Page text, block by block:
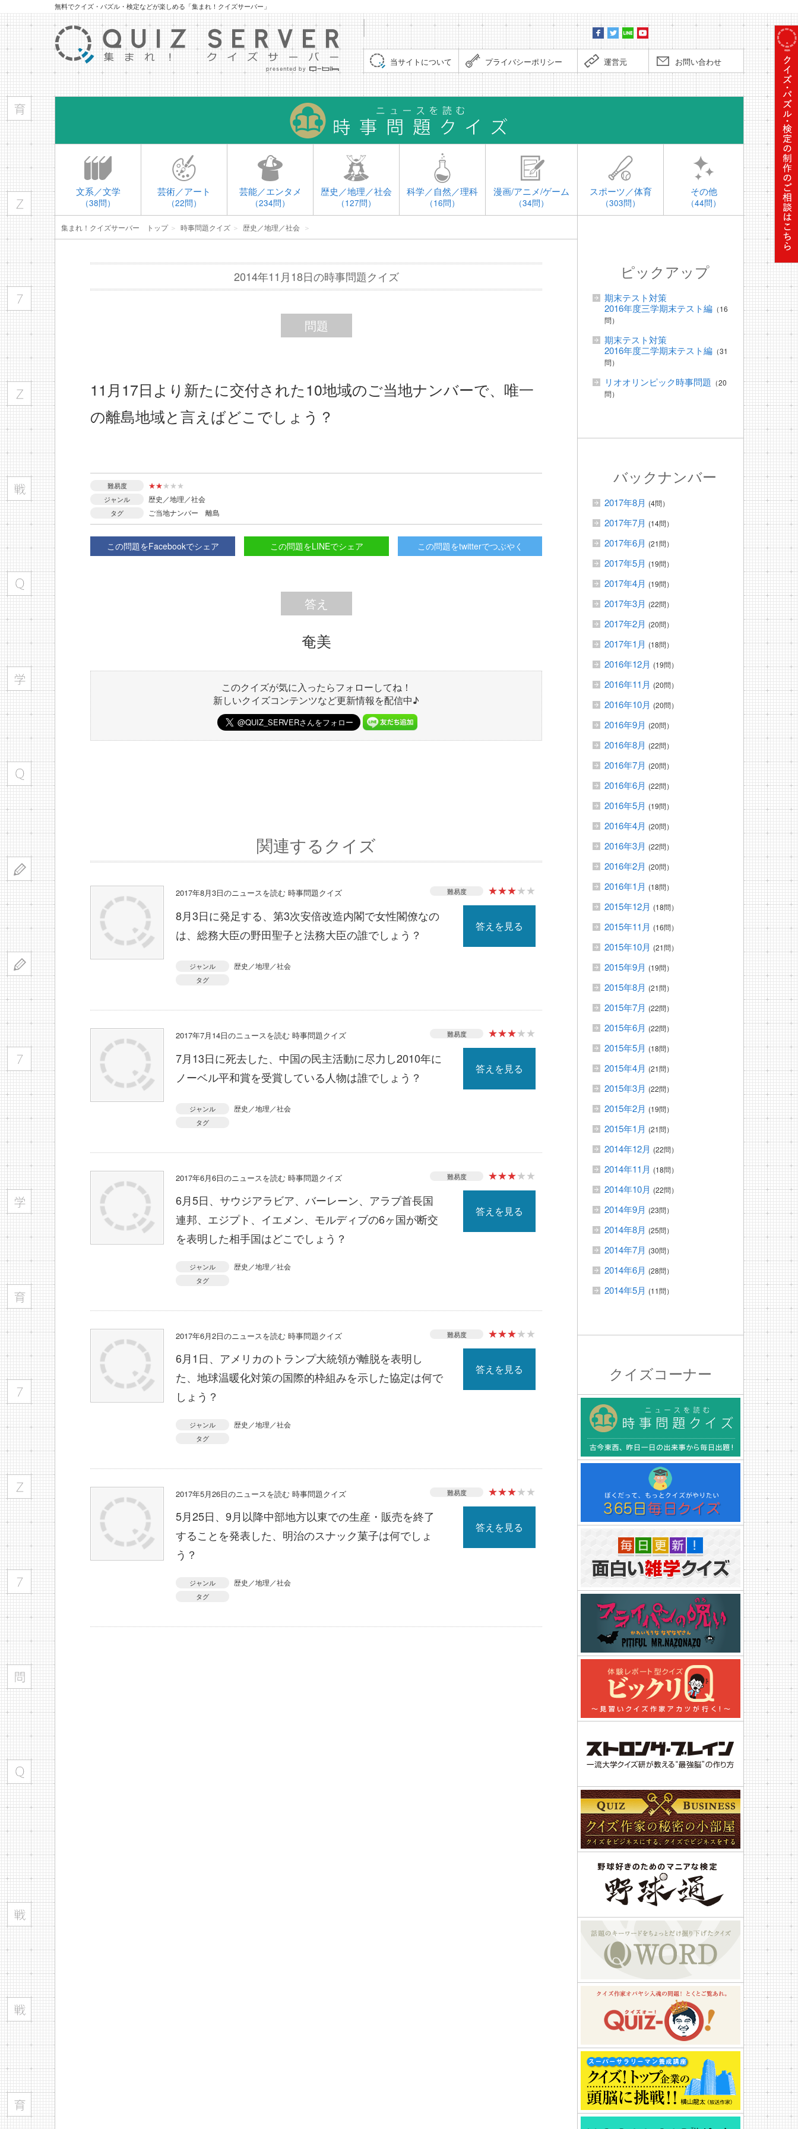
無料でクイズ・パズル・検定などが楽しめる「集まれ！クイズサーバー」
当サイトについて プライバシーポリシー 運営元 お問い合わせ
時事問
文系／文学
（38問）
芸術／アート
（22問）
芸能／エンタメ
（234問）
歴史／地理／社会
（127問）
科学／自然／理科
（16問）
漫画/アニメ/ゲーム
（34問）
スポーツ／体育
（303問）
その他
（44問）
集まれ！クイズサーバー トップ＞ 時事問題クイズ ＞ 歴史／地理／社会 ＞
2014年11月18日の時事問題クイズ
問題
11月17日より新たに交付された10地域のご当地ナンバーで、唯一
の離島地域と言えばどこでしょう？
難易度 ★★★ ★ ★
ジャンル 歴史／地理／社会
タグ ご当地ナンバー 離島
この問題をFacebookでシェア この問題をLINEでシェア この問題をtwitterでつぶやく
答え
奄美
このクイズが気に入ったらフォローしてね！
新しいクイズコンテンツなど更新情報を配信中♪
関連するクイズ
2017年8月3日のニュースを読む 時事問題クイズ 難易度 ★★★★★
8月3日に発足する、第3次安倍改造内閣で女性閣僚なの
は、総務大臣の野田聖子と法務大臣の誰でしょう？
答えを見る
ジャンル 歴史／地理／社会
タグ
2017年7月14日のニュースを読む 時事問題クイズ 難易度 ★★★★★
7月13日に死去した、中国の民主活動に尽力し2010年に
ノーベル平和賞を受賞している人物は誰でしょう？
答えを見る
ジャンル 歴史／地理／社会
タグ
2017年6月6日のニュースを読む 時事問題クイズ 難易度 ★★★★★
6月5日、サウジアラビア、バーレーン、アラブ首長国
連邦、エジプト、イエメン、モルディブの6ヶ国が断交
を表明した相手国はどこでしょう？
答えを見る
ジャンル 歴史／地理／社会
タグ
2017年6月2日のニュースを読む 時事問題クイズ 難易度 ★★★★★
6月1日、アメリカのトランプ大統領が離脱を表明し
た、地球温暖化対策の国際的枠組みを示した協定は何で
しょう？
答えを見る
ジャンル 歴史／地理／社会
タグ
2017年5月26日のニュースを読む 時事問題クイズ 難易度 ★★★★★
5月25日、9月以降中部地方以東での生産・販売を終了
することを発表した、明治のスナック菓子は何でしょ
う？
答えを見る
ジャンル 歴史／地理／社会
タグ
ピックアップ
期末テスト対策
2016年度三学期末テスト編 （16
問）
期末テスト対策
2016年度二学期末テスト編 （31
問）
リオオリンピック時事問題 （20
問）
バックナンバー
2017年8月 (4問）
2017年7月 (14問）
2017年6月 (21問）
2017年5月 (19問）
2017年4月 (19問）
2017年3月 (22問）
2017年2月 (20問）
2017年1月 (18問）
2016年12月 (19問）
2016年11月 (20問）
2016年10月 (20問）
2016年9月 (20問）
2016年8月 (22問）
2016年7月 (20問）
2016年6月 (22問）
2016年5月 (19問）
2016年4月 (20問）
2016年3月 (22問）
2016年2月 (20問）
2016年1月 (18問）
2015年12月 (18問）
2015年11月 (16問）
2015年10月 (21問）
2015年9月 (19問）
2015年8月 (21問）
2015年7月 (22問）
2015年6月 (22問）
2015年5月 (18問）
2015年4月 (21問）
2015年3月 (22問）
2015年2月 (19問）
2015年1月 (21問）
2014年12月 (22問）
2014年11月 (18問）
2014年10月 (22問）
2014年9月 (23問）
2014年8月 (25問）
2014年7月 (30問）
2014年6月 (28問）
2014年5月 (11問）
クイズコーナー